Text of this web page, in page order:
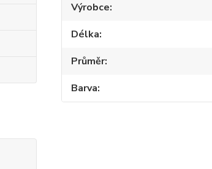
Výrobce
Délka
Průměr
Barva